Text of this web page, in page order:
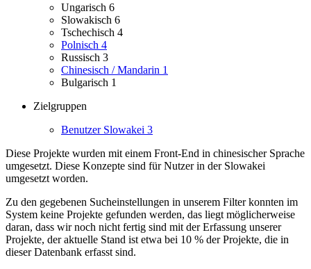
Ungarisch 6
Slowakisch 6
Tschechisch 4
Polnisch 4
Russisch 3
Chinesisch / Mandarin 1
Bulgarisch 1
Zielgruppen
Benutzer Slowakei 3
Diese Projekte wurden mit einem Front-End in chinesischer Sprache
umgesetzt. Diese Konzepte sind für Nutzer in der Slowakei
umgesetzt worden.
Zu den gegebenen Sucheinstellungen in unserem Filter konnten im
System keine Projekte gefunden werden, das liegt möglicherweise
daran, dass wir noch nicht fertig sind mit der Erfassung unserer
Projekte, der aktuelle Stand ist etwa bei 10 % der Projekte, die in
dieser Datenbank erfasst sind.